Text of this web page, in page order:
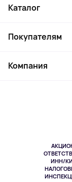
ИНН/
Каталог
Ноутбуки,
Косметика и уход
Здоровье
Покупателям
Как заказать
Компания